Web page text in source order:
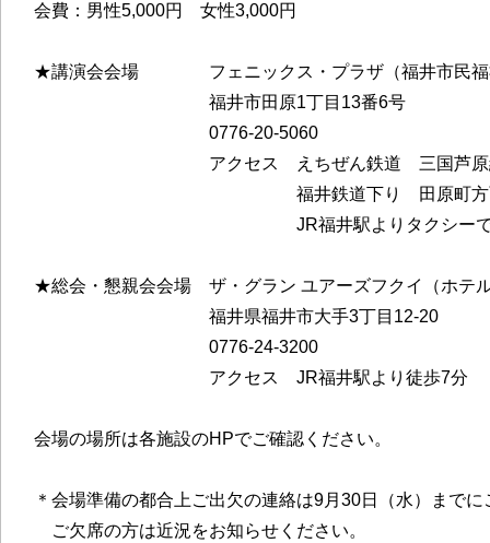
会費：男性5,000円 女性3,000円
★講演会会場 フェニックス・プラザ（福井市民福
福井市田原1丁目13番6号
0776-20-5060
アクセス えちぜん鉄道 三国芦原線「田
福井鉄道下り 田原町方面「田原町
JR福井駅よりタクシーで約5
★総会・懇親会会場 ザ・グラン ユアーズフクイ（ホテ
福井県福井市大手3丁目12-20
0776-24-3200
アクセス JR福井駅より徒歩7分
会場の場所は各施設のHPでご確認ください。
＊会場準備の都合上ご出欠の連絡は9月30日（水）まで
ご欠席の方は近況をお知らせください。